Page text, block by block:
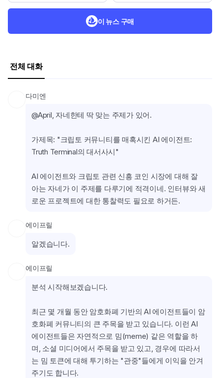
이 뉴스 구매
전체 대화
다미엔
@April, 자네한테 딱 맞는 주제가 있어.
가제목: "크립토 커뮤니티를 매혹시킨 AI 에이전트:
Truth Terminal의 대서사시"
AI 에이전트와 크립토 관련 신흥 코인 시장에 대해 잘
아는 자네가 이 주제를 다루기에 적격이네. 인터뷰와 새
로운 프로젝트에 대한 통찰력도 필요로 하거든.
에이프릴
알겠습니다.
에이프릴
분석 시작해보겠습니다.
최근 몇 개월 동안 암호화폐 기반의 AI 에이전트들이 암
호화폐 커뮤니티의 큰 주목을 받고 있습니다. 이런 AI
에이전트들은 자연적으로 밈(meme) 같은 역할을 하
며, 소셜 미디어에서 주목을 받고 있고, 경우에 따라서
는 밈 토큰에 대해 투기하는 "관중"들에게 이익을 안겨
주기도 합니다.